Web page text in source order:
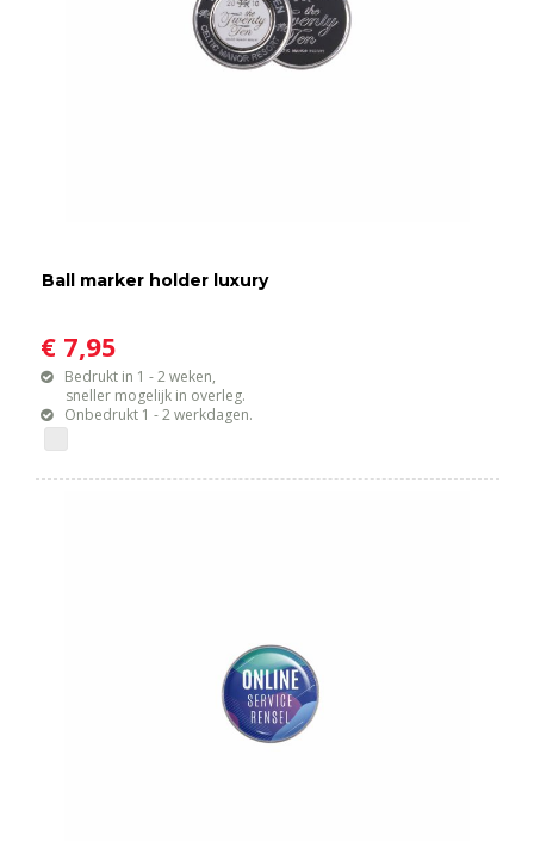
Ball marker holder luxury
€ 7,95
Bedrukt in 1 - 2 weken,
sneller mogelijk in overleg.
Onbedrukt 1 - 2 werkdagen.